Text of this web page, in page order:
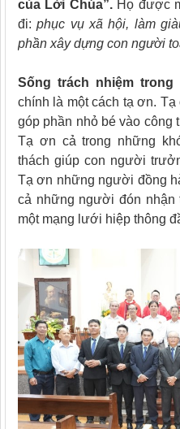
của Lời Chúa”.Họ được
đi:phục vụ xã hội, làm
phần xây dựng con người
Sống trách nhiệm trong
chính là một cách tạ ơn.
góp phần nhỏ bé vào công
Tạ ơn cả trong những
thách giúp con người
Tạ ơn những người đồng
cả những người đón nhận
một mạng lưới hiệp thông